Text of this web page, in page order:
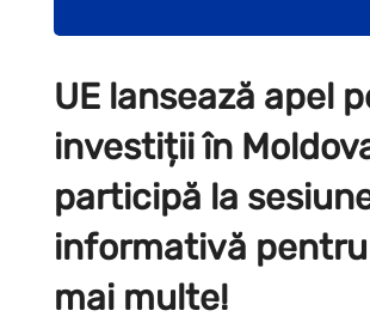
UE lansează apel
investiții în
participă la
informativă
mai multe!